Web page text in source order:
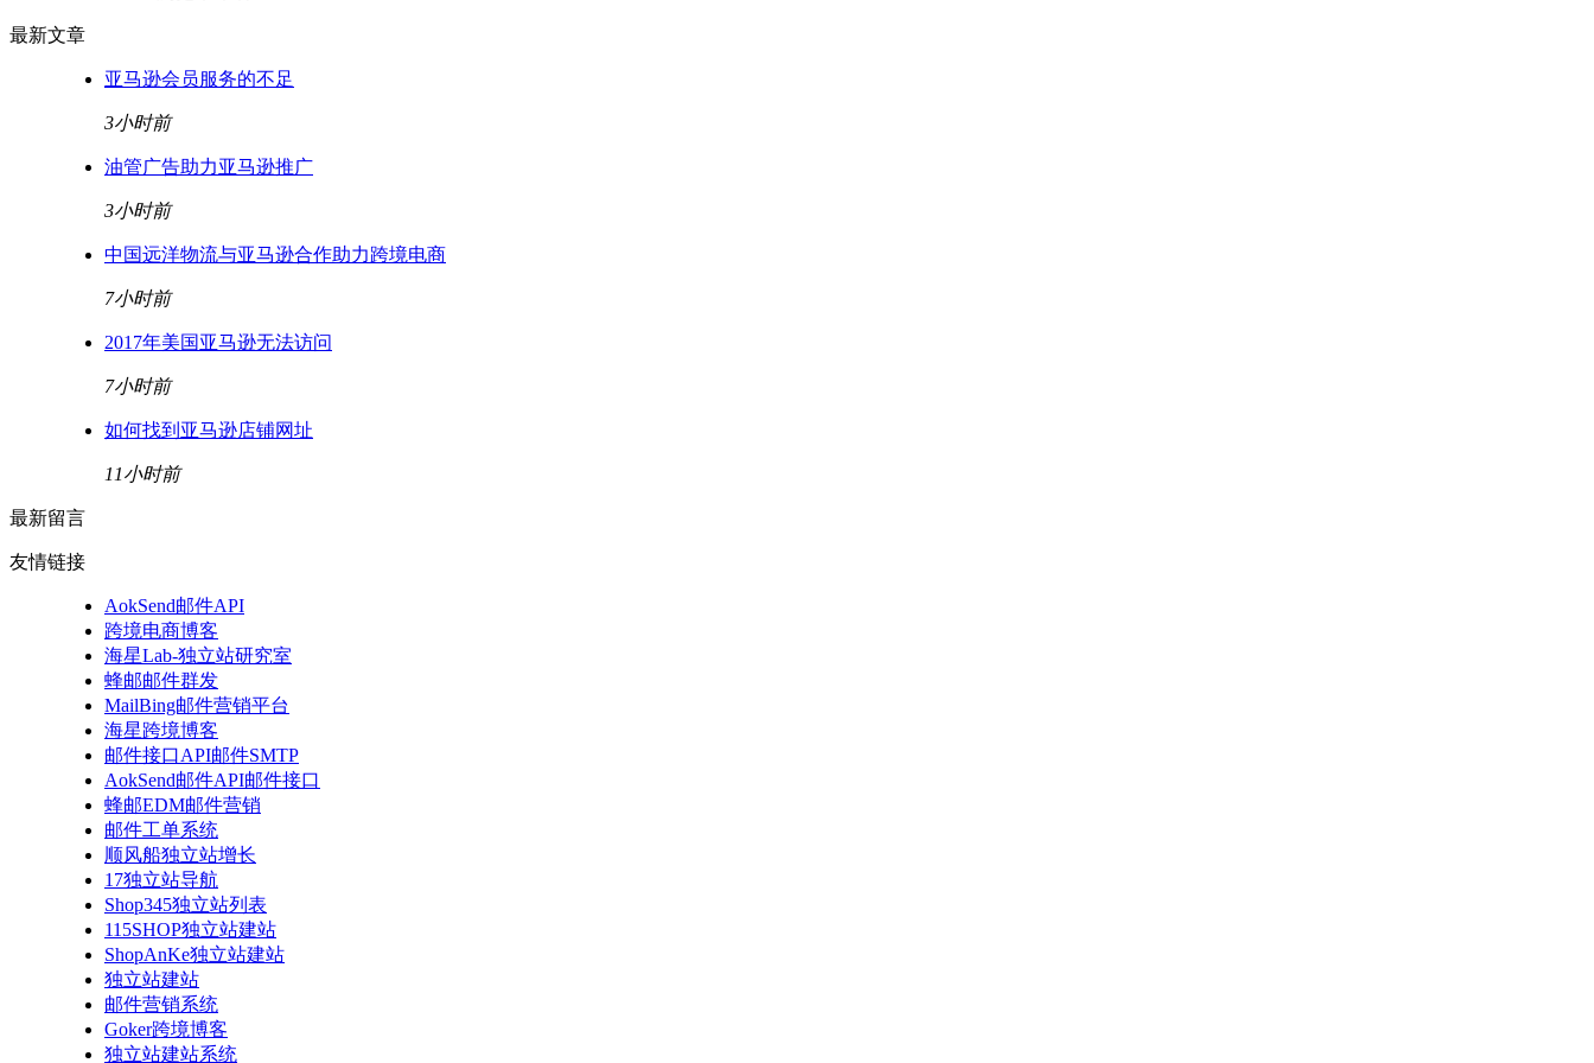
最新文章
亚马逊会员服务的不足
3小时前
油管广告助力亚马逊推广
3小时前
中国远洋物流与亚马逊合作助力跨境电商
7小时前
2017年美国亚马逊无法访问
7小时前
如何找到亚马逊店铺网址
11小时前
最新留言
友情链接
AokSend邮件API
跨境电商博客
海星Lab-独立站研究室
蜂邮邮件群发
MailBing邮件营销平台
海星跨境博客
邮件接口API邮件SMTP
AokSend邮件API邮件接口
蜂邮EDM邮件营销
邮件工单系统
顺风船独立站增长
17独立站导航
Shop345独立站列表
115SHOP独立站建站
ShopAnKe独立站建站
独立站建站
邮件营销系统
Goker跨境博客
独立站建站系统